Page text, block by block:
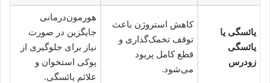
یائسگی یا
یائسگی
زودرس
کاهش استروژن باعث
توقف تخمک‌گذاری و
قطع کامل پریود
می‌شود.
هورمون‌درمانی
جایگزین در صورت
نیاز برای جلوگیری از
پوکی استخوان و
علائم یائسگی.